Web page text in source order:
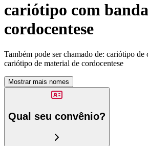
cariótipo com
cordocentese
Também pode ser chamado de: cariótipo de
cariótipo de material de cordocentese
Mostrar mais nomes
Qual seu convênio?